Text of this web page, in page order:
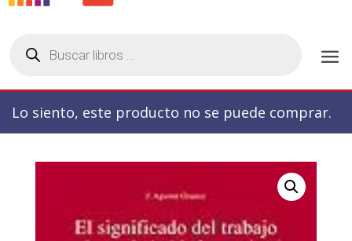
productos
Lo siento, este producto no se puede comprar.